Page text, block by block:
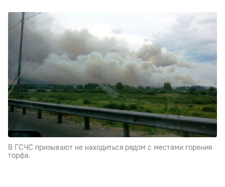
В ГСЧС призывают не находиться рядом с местами горения
торфа.